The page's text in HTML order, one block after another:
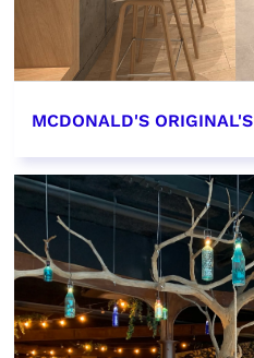
MCDONALD'S ORIGINAL'S
EN SAVOIR PLUS